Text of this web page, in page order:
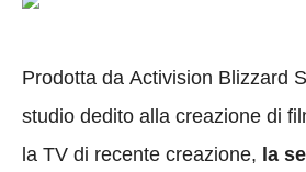
Prodotta da Activision Blizzard
studio dedito alla creazione di
la TV di recente creazione, la